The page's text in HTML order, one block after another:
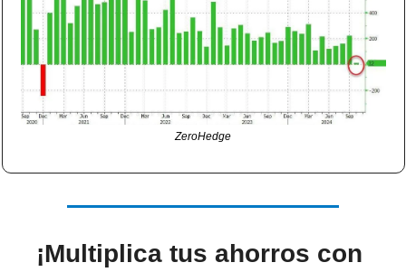
ZeroHedge
¡Multiplica tus ahorros con